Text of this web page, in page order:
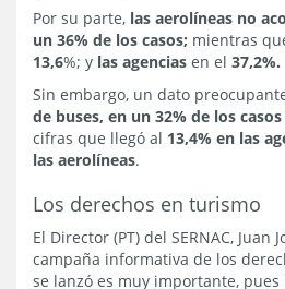
Por su parte, las aerolíneas no
un 36% de los casos; mientras
13,6%; y las agencias en el 37,2%.
Sin embargo, un dato
de buses, en un 32% de los
cifras que llegó al 13,4% en las
las aerolíneas.
Los derechos en turismo
El Director (PT) del SERNAC, Juan
campaña informativa de los
se lanzó es muy importante,